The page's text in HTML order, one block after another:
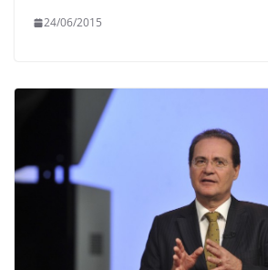
24/06/2015